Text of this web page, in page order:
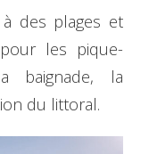
des plages et
les pique-
baignade, la
du littoral.